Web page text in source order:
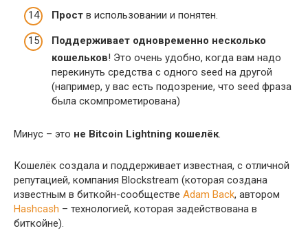
Прост в использовании и понятен.
Поддерживает одновременно несколько
кошельков! Это очень удобно, когда вам надо
перекинуть средства с одного seed на другой
(например, у вас есть подозрение, что seed фраза
была скомпрометирована)
Минус – это не Bitcoin Lightning кошелёк.
Кошелёк создала и поддерживает известная, с отличной
репутацией, компания Blockstream (которая создана
известным в биткойн-сообществе Adam Back, автором
Hashcash – технологией, которая задействована в
биткойне).